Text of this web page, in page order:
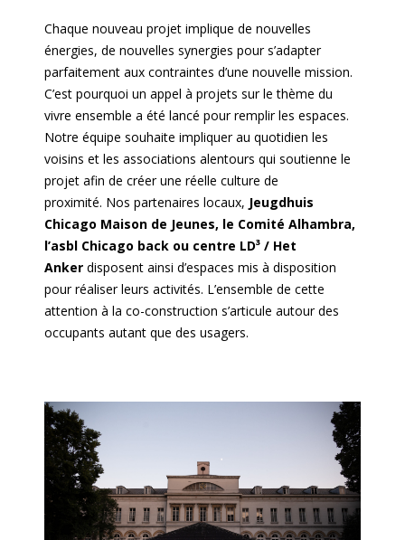
Chaque nouveau projet implique de nouvelles
énergies, de nouvelles synergies pour s’adapter
parfaitement aux contraintes d’une nouvelle mission.
C’est pourquoi un appel à projets sur le thème du
vivre ensemble a été lancé pour remplir les espaces.
Notre équipe souhaite impliquer au quotidien les
voisins et les associations alentours qui soutienne le
projet afin de créer une réelle culture de
proximité. Nos partenaires locaux, Jeugdhuis
Chicago Maison de Jeunes, le Comité Alhambra,
l’asbl Chicago back ou centre LD³ / Het
Anker disposent ainsi d’espaces mis à disposition
pour réaliser leurs activités. L’ensemble de cette
attention à la co-construction s’articule autour des
occupants autant que des usagers.